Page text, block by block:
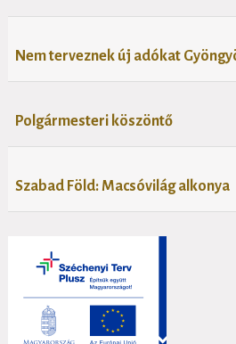
Nem terveznek új adókat
Polgármesteri köszöntő
Szabad Föld: Macsóvilág alkonya